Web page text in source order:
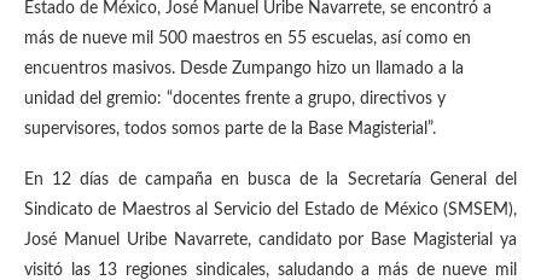
Estado de México, José Manuel Uribe Navarrete, se encontró a
más de nueve mil 500 maestros en 55 escuelas, así como en
encuentros masivos. Desde Zumpango hizo un llamado a la
unidad del gremio: “docentes frente a grupo, directivos y
supervisores, todos somos parte de la Base Magisterial”.
En 12 días de campaña en busca de la Secretaría General del
Sindicato de Maestros al Servicio del Estado de México (SMSEM),
José Manuel Uribe Navarrete, candidato por Base Magisterial ya
visitó las 13 regiones sindicales, saludando a más de nueve mil